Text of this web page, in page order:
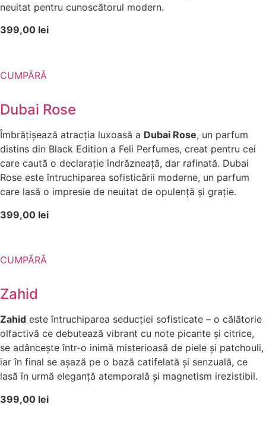
neuitat pentru cunoscătorul modern.
399,00 lei
CUMPĂRĂ
Dubai Rose
Îmbrățișează atracția luxoasă a Dubai Rose, un parfum
distins din Black Edition a Feli Perfumes, creat pentru cei
care caută o declarație îndrăzneață, dar rafinată. Dubai
Rose este întruchiparea sofisticării moderne, un parfum
care lasă o impresie de neuitat de opulență și grație.
399,00 lei
CUMPĂRĂ
Zahid
Zahid este întruchiparea seducției sofisticate – o călătorie
olfactivă ce debutează vibrant cu note picante și citrice,
se adâncește într-o inimă misterioasă de piele și patchouli,
iar în final se așază pe o bază catifelată și senzuală, ce
lasă în urmă eleganță atemporală și magnetism irezistibil.
399,00 lei